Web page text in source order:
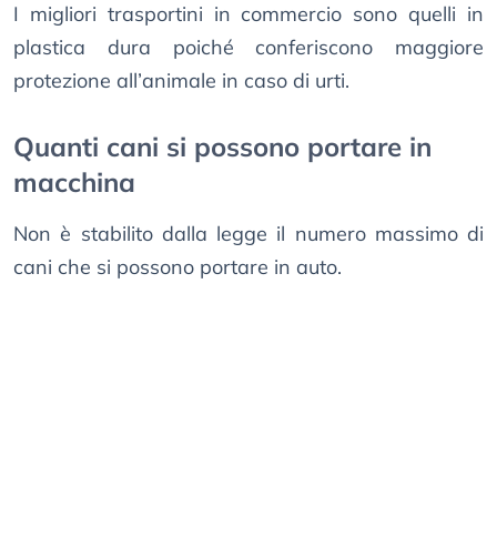
I migliori trasportini in commercio sono quelli in
plastica dura poiché conferiscono maggiore
protezione all’animale in caso di urti.
Quanti cani si possono portare in
macchina
Non è stabilito dalla legge il numero massimo di
cani che si possono portare in auto.